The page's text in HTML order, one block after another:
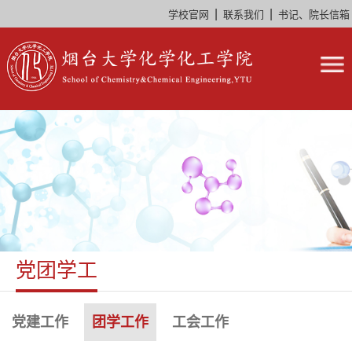
学校官网 联系我们 书记、院长信箱
党团学工
党建工作 团学工作 工会工作